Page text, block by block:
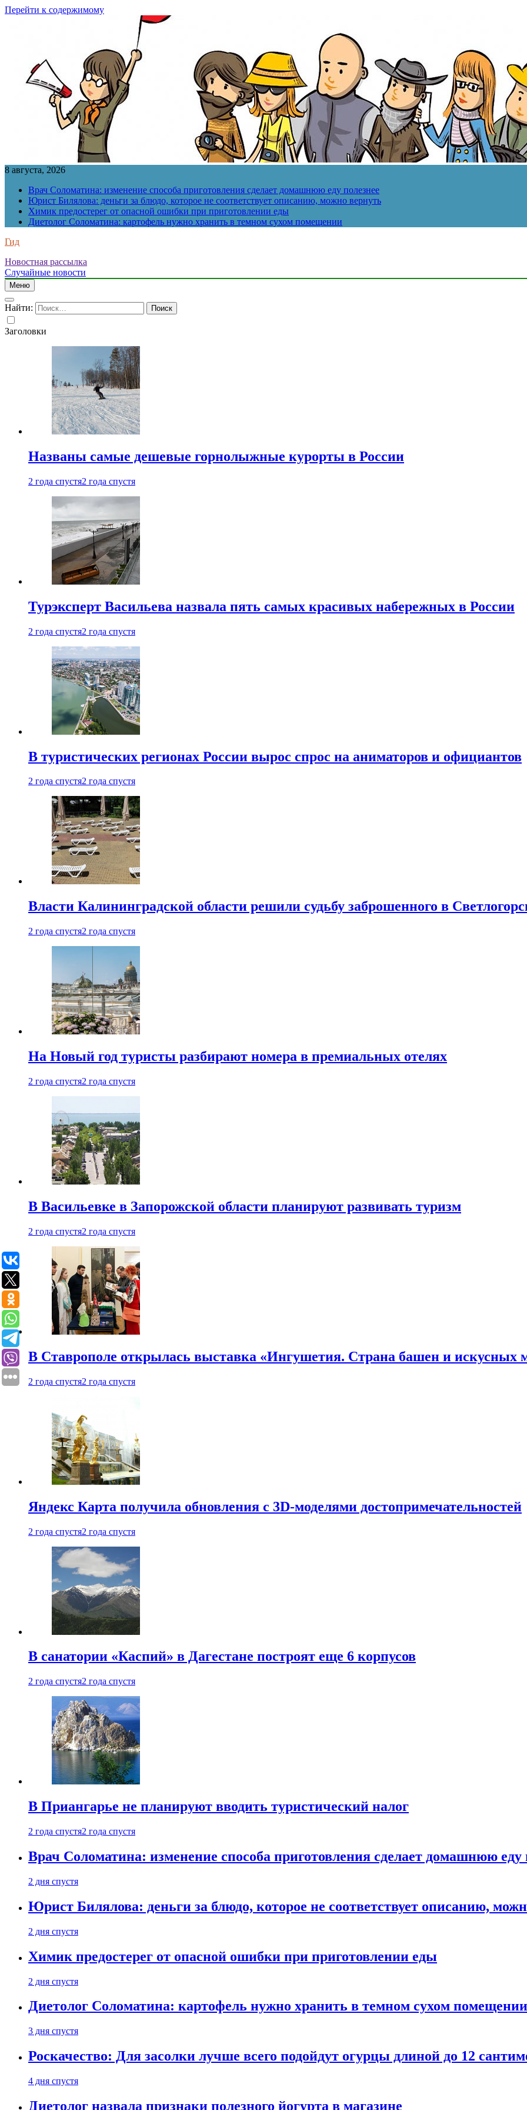
Перейти к содержимому
8 августа, 2026
Врач Соломатина: изменение способа приготовления сделает домашнюю еду полезнее
Юрист Билялова: деньги за блюдо, которое не соответствует описанию, можно вернуть
Химик предостерег от опасной ошибки при приготовлении еды
Диетолог Соломатина: картофель нужно хранить в темном сухом помещении
Гид
Новостная рассылка
Случайные новости
Меню
Найти:
Заголовки
Названы самые дешевые горнолыжные курорты в России
2 года спустя2 года спустя
Турэксперт Васильева назвала пять самых красивых набережных в России
2 года спустя2 года спустя
В туристических регионах России вырос спрос на аниматоров и официантов
2 года спустя2 года спустя
Власти Калининградской области решили судьбу заброшенного в
2 года спустя2 года спустя
На Новый год туристы разбирают номера в премиальных отелях
2 года спустя2 года спустя
В Васильевке в Запорожской области планируют развивать туризм
2 года спустя2 года спустя
В Ставрополе открылась выставка «Ингушетия. Страна башен и искусных
2 года спустя2 года спустя
Яндекс Карта получила обновления с 3D-моделями достопримечательностей
2 года спустя2 года спустя
В санатории «Каспий» в Дагестане построят еще 6 корпусов
2 года спустя2 года спустя
В Приангарье не планируют вводить туристический налог
2 года спустя2 года спустя
Врач Соломатина: изменение способа приготовления сделает домашнюю еду
2 дня спустя
Юрист Билялова: деньги за блюдо, которое не соответствует описанию,
2 дня спустя
Химик предостерег от опасной ошибки при приготовлении еды
2 дня спустя
Диетолог Соломатина: картофель нужно хранить в темном сухом помещении
3 дня спустя
Роскачество: Для засолки лучше всего подойдут огурцы длиной до 12
4 дня спустя
Диетолог назвала признаки полезного йогурта в магазине